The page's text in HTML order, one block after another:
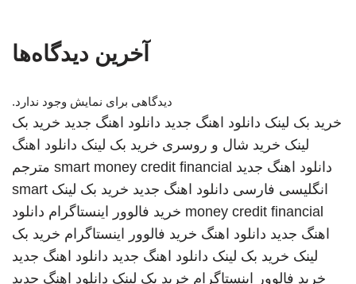
آخرین دیدگاه‌ها
دیدگاهی برای نمایش وجود ندارد.
خرید بک لینک دانلود اهنگ جدید دانلود اهنگ جدید خرید بک
لینک خرید شال و روسری خرید بک لینک دانلود اهنگ
دانلود اهنگ جدید smart money credit financial مترجم
انگلیسی فارسی دانلود اهنگ جدید خرید بک لینک smart
money credit financial خرید فالوور اینستاگرام دانلود
اهنگ جدید دانلود اهنگ خرید فالوور اینستاگرام خرید بک
لینک خرید بک لینک دانلود اهنگ جدید دانلود اهنگ جدید
خرید فالوور اینستاگرام خرید بک لینک دانلود اهنگ جدید